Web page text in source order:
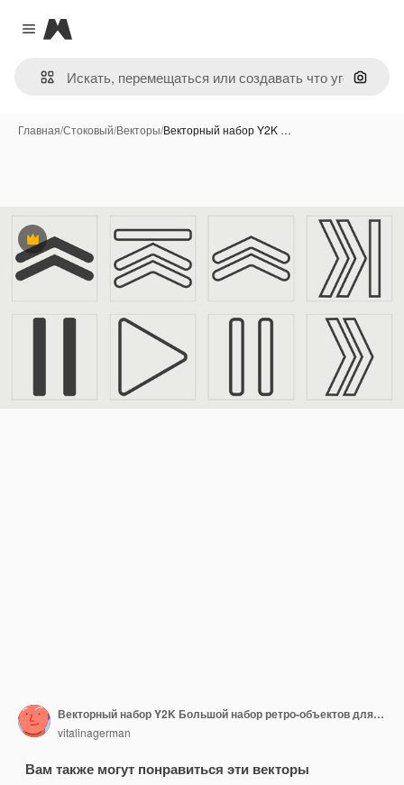
Close menu
Magnific
Поиск
Главная/Стоковый/Векторы/Векторный набор Y2K …
Премиум
Векторный набор Y2K Большой набор ретро-объектов для дизайна Современные абстрактные формы
vitalinagerman
Вам также могут понравиться эти векторы